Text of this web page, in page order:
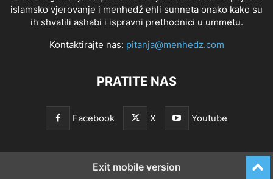
islamsko vjerovanje i menhedž ehli sunneta onako kako su
ih shvatili ashabi i ispravni prethodnici u ummetu.
Kontaktirajte nas: pitanja@menhedz.com
PRATITE NAS
Facebook X Youtube
Exit mobile version